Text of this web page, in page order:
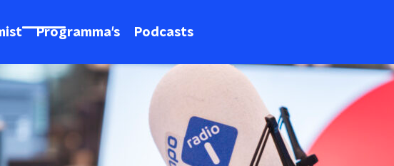
Programma's Podcasts